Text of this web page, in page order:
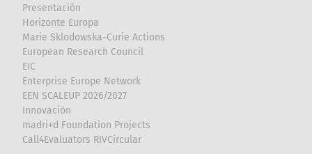
Presentación
Horizonte Europa
Marie Sklodowska-Curie Actions
European Research Council
EIC
Enterprise Europe Network
EEN SCALEUP 2026/2027
Innovación
madri+d Foundation Projects
Call4Evaluators RIVCircular